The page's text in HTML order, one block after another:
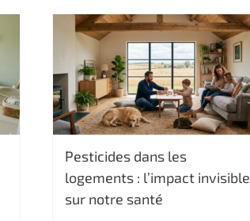
Pesticides dans les
logements : l’impact invisible
sur notre santé